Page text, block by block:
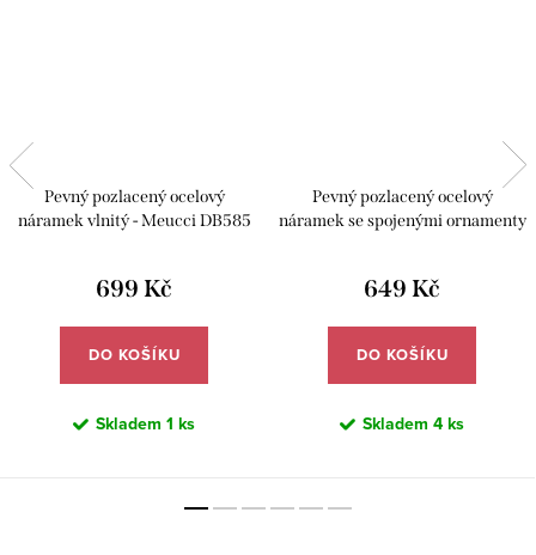
Pevný pozlacený ocelový
náramek vlnitý - Meucci DB585
699 Kč
DO KOŠÍKU
Skladem 1 ks
Pevný pozlacený ocelový
náramek se spojenými ornamenty
649 Kč
DO KOŠÍKU
Skladem 4 ks